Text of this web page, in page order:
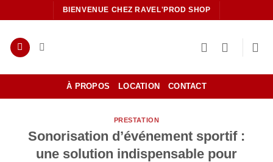
au
contenu
BIENVENUE CHEZ RAVEL'PROD SHOP
À PROPOS LOCATION CONTACT
PRESTATION
Sonorisation d’événement sportif :
une solution indispensable pour